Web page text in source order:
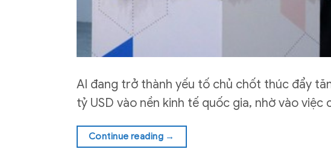
AI đang trở thành yếu tố chủ chốt thúc đẩy
tỷ USD vào nền kinh tế quốc gia, nhờ vào
Continue reading →